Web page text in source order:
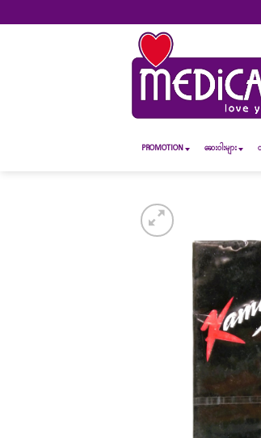
to
PROMOTION ဆေး၀ါးများ